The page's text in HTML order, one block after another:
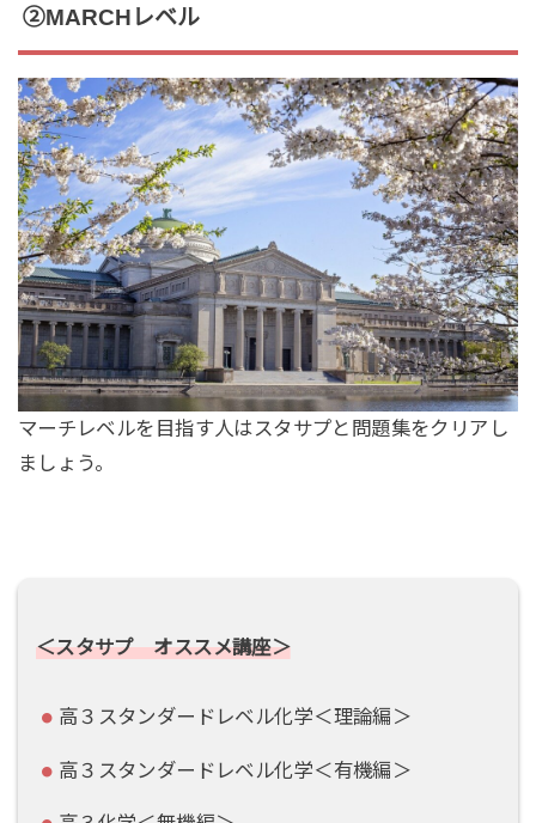
②MARCHレベル
マーチレベルを目指す人はスタサプと問題集をクリアし
ましょう。
＜スタサプ オススメ講座＞
高３スタンダードレベル化学＜理論編＞
高３スタンダードレベル化学＜有機編＞